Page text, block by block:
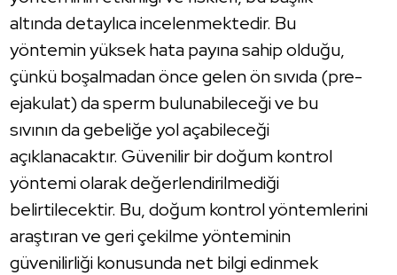
altında detaylıca incelenmektedir. Bu
yöntemin yüksek hata payına sahip olduğu,
çünkü boşalmadan önce gelen ön sıvıda (pre-
ejakulat) da sperm bulunabileceği ve bu
sıvının da gebeliğe yol açabileceği
açıklanacaktır. Güvenilir bir doğum kontrol
yöntemi olarak değerlendirilmediği
belirtilecektir. Bu, doğum kontrol yöntemlerini
araştıran ve geri çekilme yönteminin
güvenilirliği konusunda net bilgi edinmek